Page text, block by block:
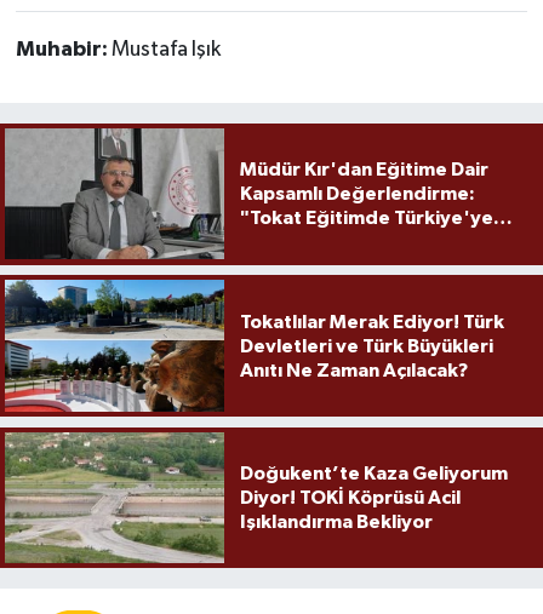
Muhabir: Mustafa Işık
Müdür Kır'dan Eğitime Dair
Kapsamlı Değerlendirme:
"Tokat Eğitimde Türkiye'ye
Tokatlılar Merak Ediyor! Türk
Devletleri ve Türk Büyükleri
Anıtı Ne Zaman Açılacak?
Doğukent’te Kaza Geliyorum
Diyor! TOKİ Köprüsü Acil
Işıklandırma Bekliyor